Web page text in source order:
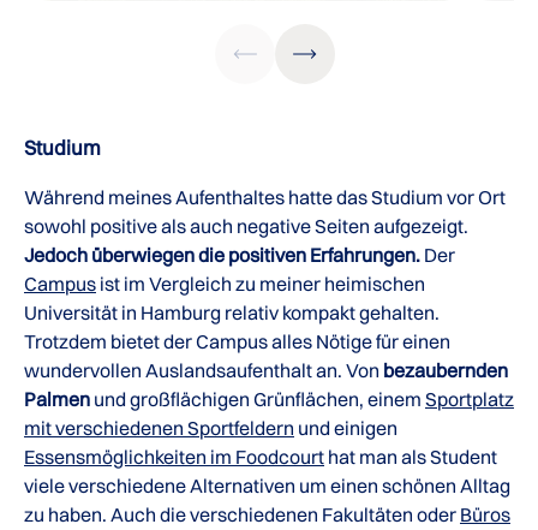
Studium
Während meines Aufenthaltes hatte das Studium vor Ort
sowohl positive als auch negative Seiten aufgezeigt.
Jedoch überwiegen die positiven Erfahrungen. Der
Campus ist im Vergleich zu meiner heimischen
Universität in Hamburg relativ kompakt gehalten.
Trotzdem bietet der Campus alles Nötige für einen
wundervollen Auslandsaufenthalt an. Von bezaubernden
Palmen und großflächigen Grünflächen, einem Sportplatz
mit verschiedenen Sportfeldern und einigen
Essensmöglichkeiten im Foodcourt hat man als Student
viele verschiedene Alternativen um einen schönen Alltag
zu haben. Auch die verschiedenen Fakultäten oder Büros